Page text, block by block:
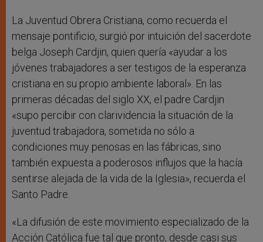
La Juventud Obrera Cristiana, como recuerda el
mensaje pontificio, surgió por intuición del sacerdote
belga Joseph Cardjin, quien quería «ayudar a los
jóvenes trabajadores a ser testigos de la esperanza
cristiana en su propio ambiente laboral». En las
primeras décadas del siglo XX, el padre Cardjin
«supo percibir con clarividencia la situación de la
juventud trabajadora, sometida no sólo a
condiciones muy penosas en las fábricas, sino
también expuesta a poderosos influjos que la hacía
sentirse alejada de la vida de la Iglesia», recuerda el
Santo Padre.
«La difusión de este movimiento especializado de la
Acción Católica fue tal que pronto, desde casi sus